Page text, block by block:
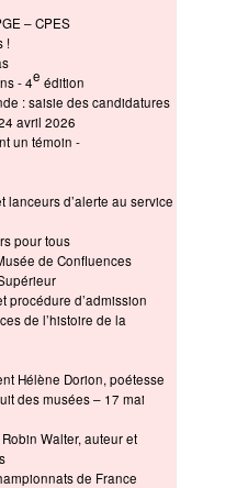
– CPES
!
- 4e édition
: saisie des candidatures
avril 2026
un témoin -
lanceurs d’alerte au service
pour tous
de Confluences
procédure d’admission
de l’histoire de la
Hélène Dorion, poétesse
des musées – 17 mai
Walter, auteur et
de France